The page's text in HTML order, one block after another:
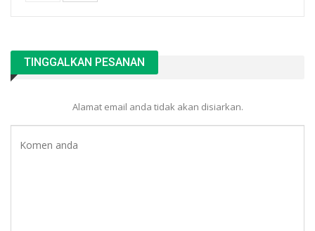
TINGGALKAN PESANAN
Alamat email anda tidak akan disiarkan.